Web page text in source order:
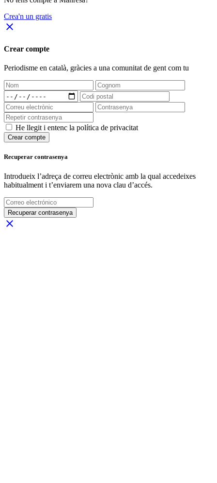
Crea'n un gratis
close
Crear compte
Periodisme en català, gràcies a una comunitat de gent com tu
He llegit i entenc la política de privacitat
Crear compte
Recuperar contrasenya
Introdueix l’adreça de correu electrònic amb la qual accedeixes
habitualment i t’enviarem una nova clau d’accés.
Recuperar contrasenya
close